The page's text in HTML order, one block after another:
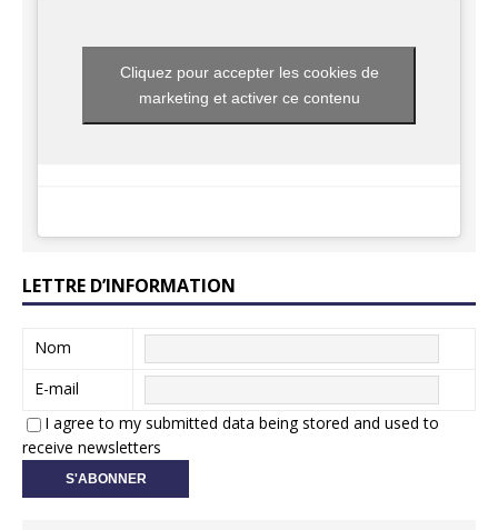
Cliquez pour accepter les cookies de
marketing et activer ce contenu
LETTRE D’INFORMATION
Nom
E-mail
I agree to my submitted data being stored and used to
receive newsletters